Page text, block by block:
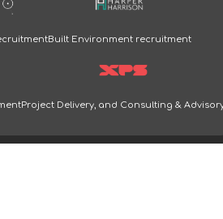
Built Environment recruitment
Project Delivery, and Consulting &